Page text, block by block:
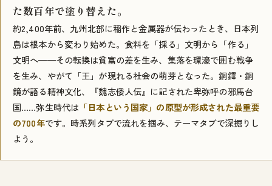
た数百年で塗り替えた。
約2,400年前、九州北部に稲作と金属器が伝わったとき、日本列
島は根本から変わり始めた。食料を「採る」文明から「作る」
文明へ——その転換は貧富の差を生み、集落を環濠で囲む戦争
を生み、やがて「王」が現れる社会の萌芽となった。銅鐸・銅
鏡が語る精神文化、『魏志倭人伝』に記された卑弥呼の邪馬台
国……弥生時代は 「日本という国家」の原型が形成された最重要
の700年です。時系列タブで流れを掴み、テーマタブで深掘りし
よう。